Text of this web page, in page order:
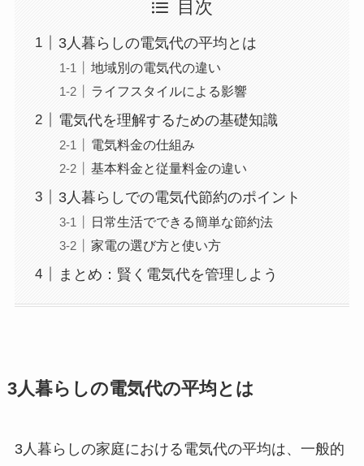
目次
3人暮らしの電気代の平均とは
地域別の電気代の違い
ライフスタイルによる影響
電気代を理解するための基礎知識
電気料金の仕組み
基本料金と従量料金の違い
3人暮らしでの電気代節約のポイント
日常生活でできる簡単な節約法
家電の選び方と使い方
まとめ：賢く電気代を管理しよう
3人暮らしの電気代の平均とは
3人暮らしの家庭における電気代の平均は、一般的